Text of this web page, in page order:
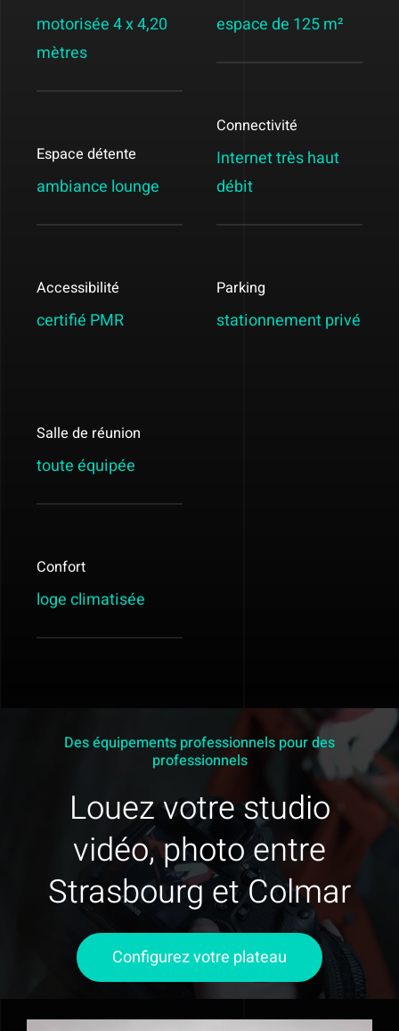
motorisée 4 x 4,20
mètres
Espace détente
ambiance lounge
Accessibilité
certifié PMR
espace de 125 m²
Connectivité
Internet très haut
débit
Parking
stationnement privé
Salle de réunion
toute équipée
Confort
loge climatisée
Des équipements professionnels pour des
professionnels
Louez votre studio
vidéo, photo entre
Strasbourg et Colmar
Configurez votre plateau